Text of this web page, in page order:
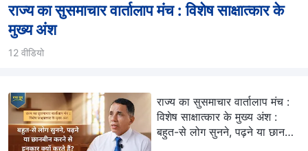
राज्य का सुसमाचार वार्तालाप मंच : विशेष साक्षात्कार के
मुख्य अंश
12 वीडियो
राज्य का सुसमाचार वार्तालाप मंच :
विशेष साक्षात्कार के मुख्य अंश :
बहुत-से लोग सुनने, पढ़ने या छानबीन